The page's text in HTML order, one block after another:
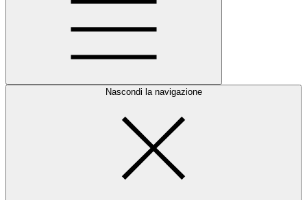
Nascondi la navigazione